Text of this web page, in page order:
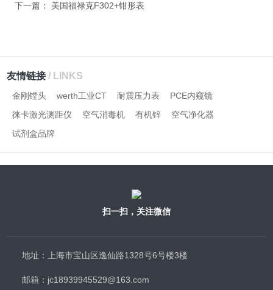
下一篇： 美国福禄克F302+钳形表
友情链接/ LINKS
金刚镗头 werth工业CT 耐震压力表
PCE内窥镜
徕卡激光测距仪
空气消毒机 有机锌
空气净化器
试剂盒品牌
扫一扫，关注微信
地址：上海市宝山区逸仙路1328号6号楼3楼
邮箱：jc18939945529@163.com